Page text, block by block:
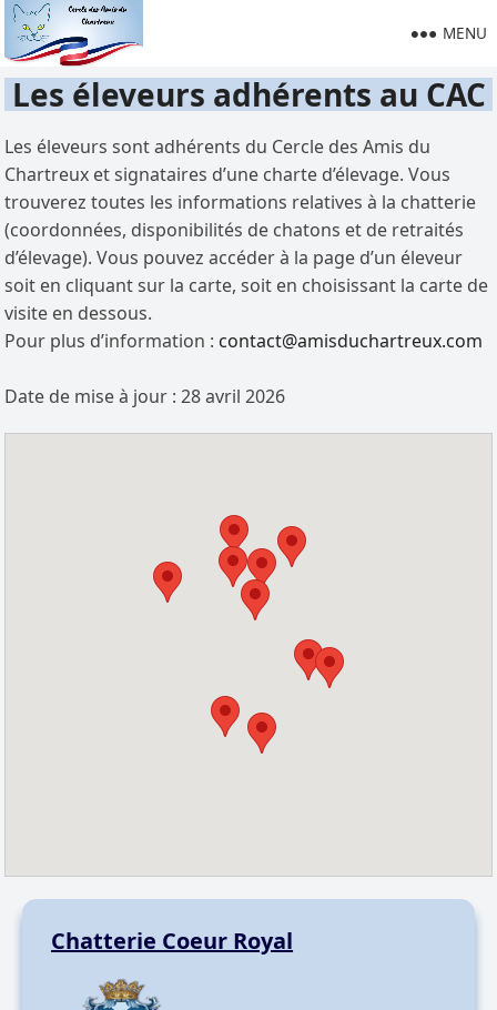
MENU
Les éleveurs adhérents au CAC
Les éleveurs sont adhérents du Cercle des Amis du
Chartreux et signataires d’une charte d’élevage. Vous
trouverez toutes les informations relatives à la chatterie
(coordonnées, disponibilités de chatons et de retraités
d’élevage). Vous pouvez accéder à la page d’un éleveur
soit en cliquant sur la carte, soit en choisissant la carte de
visite en dessous.
Pour plus d’information : contact@amisduchartreux.com
Date de mise à jour : 28 avril 2026
Chatterie Coeur Royal